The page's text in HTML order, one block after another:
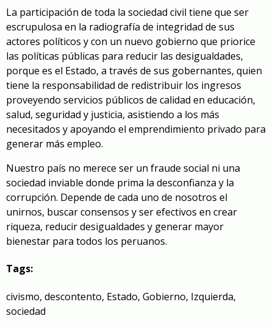
La participación de toda la sociedad civil tiene que ser
escrupulosa en la radiografía de integridad de sus
actores políticos y con un nuevo gobierno que priorice
las políticas públicas para reducir las desigualdades,
porque es el Estado, a través de sus gobernantes, quien
tiene la responsabilidad de redistribuir los ingresos
proveyendo servicios públicos de calidad en educación,
salud, seguridad y justicia, asistiendo a los más
necesitados y apoyando el emprendimiento privado para
generar más empleo.
Nuestro país no merece ser un fraude social ni una
sociedad inviable donde prima la desconfianza y la
corrupción. Depende de cada uno de nosotros el
unirnos, buscar consensos y ser efectivos en crear
riqueza, reducir desigualdades y generar mayor
bienestar para todos los peruanos.
Tags:
civismo, descontento, Estado, Gobierno, Izquierda,
sociedad